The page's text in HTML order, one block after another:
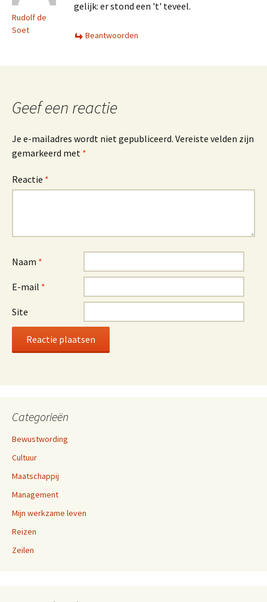
Rudolf de
Soet
gelijk: er stond een 't' teveel.
Beantwoorden
Geef een reactie
Je e-mailadres wordt niet gepubliceerd. Vereiste velden zijn
gemarkeerd met *
Reactie *
Naam *
E-mail *
Site
Categorieën
Bewustwording
Cultuur
Maatschappij
Management
Mijn werkzame leven
Reizen
Zeilen